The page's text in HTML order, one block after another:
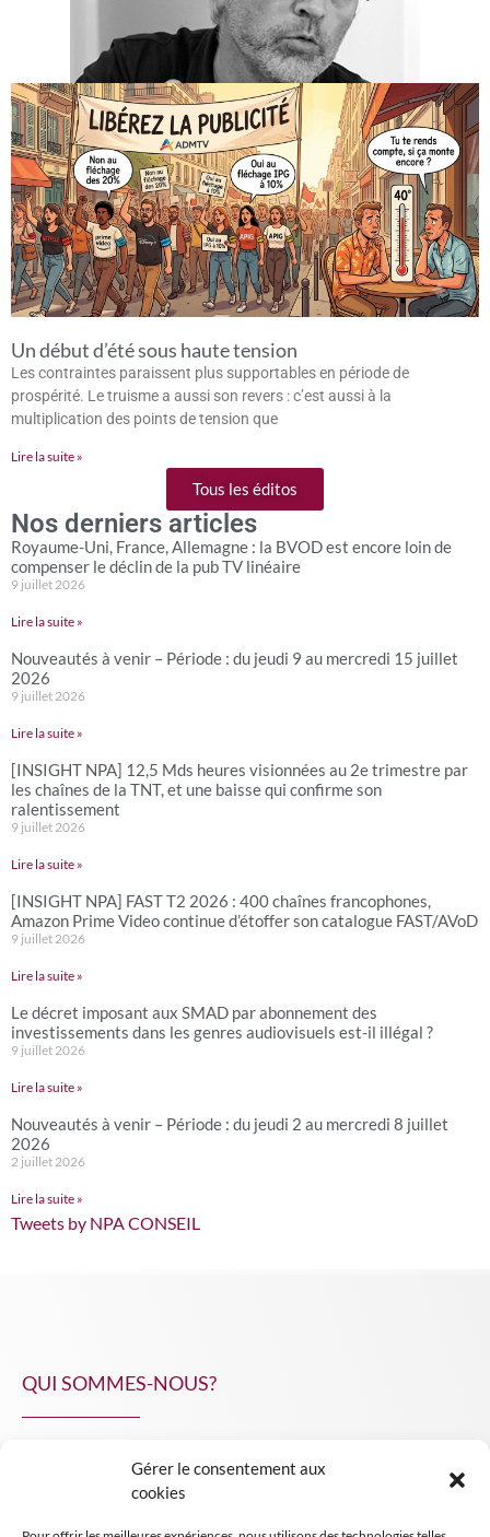
Gérer le consentement aux
cookies
Un début d’été sous haute tension
Les contraintes paraissent plus supportables en période de
prospérité. Le truisme a aussi son revers : c’est aussi à la
multiplication des points de tension que
Lire la suite »
Tous les éditos
Nos derniers articles
Royaume-Uni, France, Allemagne : la BVOD est encore loin de
compenser le déclin de la pub TV linéaire
9 juillet 2026
Lire la suite »
Nouveautés à venir – Période : du jeudi 9 au mercredi 15 juillet
2026
9 juillet 2026
Lire la suite »
[INSIGHT NPA] 12,5 Mds heures visionnées au 2e trimestre par
les chaînes de la TNT, et une baisse qui confirme son
ralentissement
9 juillet 2026
Lire la suite »
[INSIGHT NPA] FAST T2 2026 : 400 chaînes francophones,
Amazon Prime Video continue d’étoffer son catalogue FAST/AVoD
9 juillet 2026
Lire la suite »
Le décret imposant aux SMAD par abonnement des
investissements dans les genres audiovisuels est-il illégal ?
9 juillet 2026
Lire la suite »
Nouveautés à venir – Période : du jeudi 2 au mercredi 8 juillet
2026
2 juillet 2026
Lire la suite »
Tweets by NPA CONSEIL
QUI SOMMES-NOUS?